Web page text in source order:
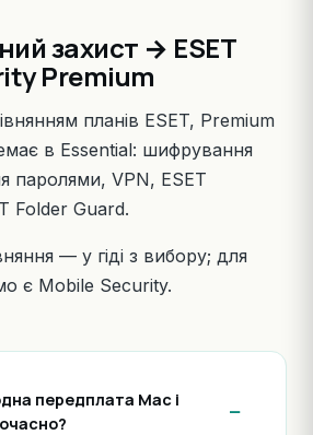
захист → ESET
Premium
планів ESET, Premium
в Essential: шифрування
паролями, VPN, ESET
Folder Guard.
— у гіді з вибору; для
є Mobile Security.
передплата Mac і